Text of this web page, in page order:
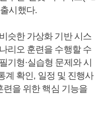
시했다.
슷한 가상화 기반 시스
리오 훈련을 수행할 수
기형·실습형 문제와 시
계 확인, 일정 및 진행사
련을 위한 핵심 기능을